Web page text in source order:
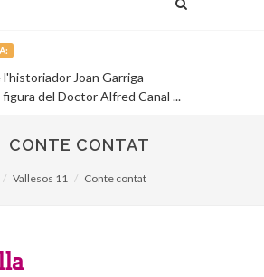
l'historiador Joan Garriga
del Doctor Alfred Canal ...
CONTE CONTAT
Vallesos 11 Conte contat